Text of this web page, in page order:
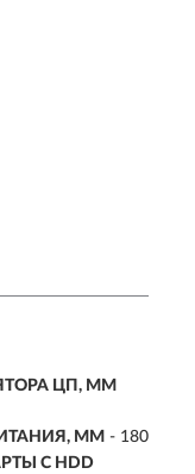
ЦП, ММ
ММ - 180
С HDD